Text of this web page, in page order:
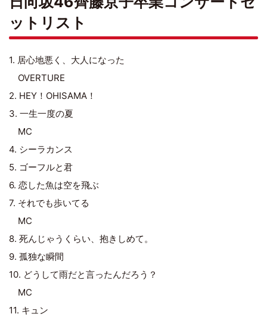
ットリスト
1. 居心地悪く、大人になった
OVERTURE
2. HEY！OHISAMA！
3. 一生一度の夏
MC
4. シーラカンス
5. ゴーフルと君
6. 恋した魚は空を飛ぶ
7. それでも歩いてる
MC
8. 死んじゃうくらい、抱きしめて。
9. 孤独な瞬間
10. どうして雨だと言ったんだろう？
MC
11. キュン